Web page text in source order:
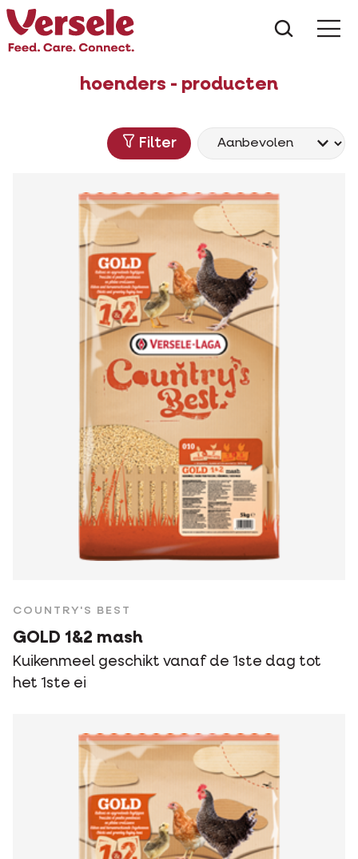
hoenders - producten
Filter
COUNTRY'S BEST
GOLD 1&2 mash
Kuikenmeel geschikt vanaf de 1ste dag tot
het 1ste ei